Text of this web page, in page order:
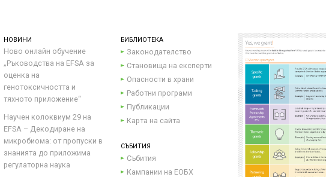
НОВИНИ
Ново онлайн обучение
„Ръководства на ЕFSA за
оценка на
генотоксичността и
тяхното приложение“
Научен колоквиум 29 на
EFSA – Декодиране на
микробиома: от пропуски в
знанията до приложима
регулаторна наука
БИБЛИОТЕКА
Законодателство
Становища на експерти
Опасности в храни
Работни програми
Публикации
Карта на сайта
СЪБИТИЯ
Събития
Кампании на ЕОБХ